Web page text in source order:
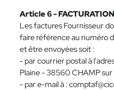
Article 6 -
Les factures Fournisseur
faire référence au numéro
et être envoyées soit :
- par courrier postal à
Plaine - 38560 CHAMP sur
- par e-mail à :